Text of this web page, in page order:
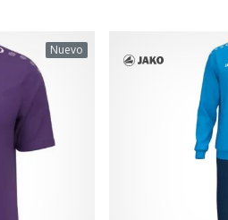
Nuevo